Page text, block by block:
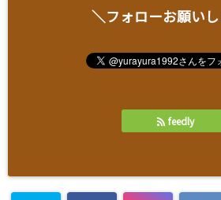
＼フォローお願い
feedly